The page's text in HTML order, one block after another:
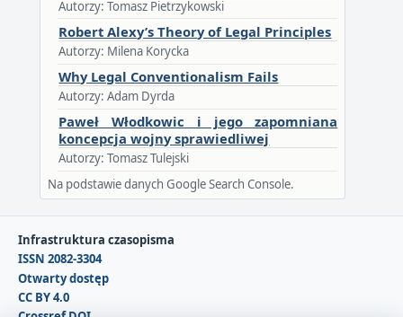
Autorzy: Tomasz Pietrzykowski
Robert Alexy’s Theory of Legal Principles
Autorzy: Milena Korycka
Why Legal Conventionalism Fails
Autorzy: Adam Dyrda
Paweł Włodkowic i jego zapomniana
koncepcja wojny sprawiedliwej
Autorzy: Tomasz Tulejski
Na podstawie danych Google Search Console.
Infrastruktura czasopisma
ISSN 2082-3304
Otwarty dostęp
CC BY 4.0